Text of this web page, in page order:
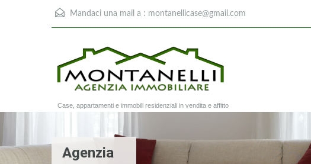
Mandaci una mail a : montanellicase@gmail.com
Case, appartamenti e immobili residenziali in vendita e affitto
Agenzia